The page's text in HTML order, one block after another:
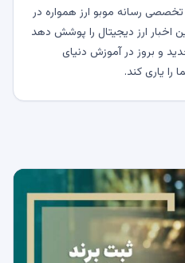
رسانه موبو ارز همواره در
اخبار ارز دیجیتال را پوشش دهد
و بروز در آموزش دنیای
را یاری کند.